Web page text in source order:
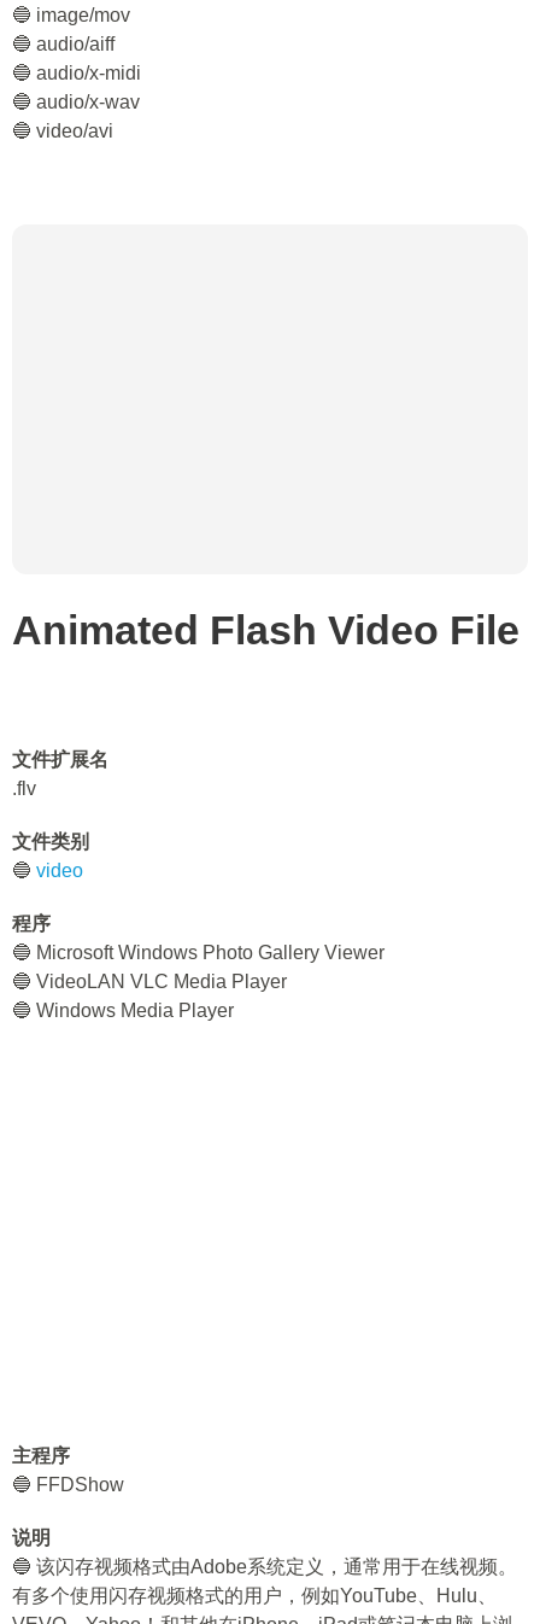
🔵 image/mov
🔵 audio/aiff
🔵 audio/x-midi
🔵 audio/x-wav
🔵 video/avi
Animated Flash Video File
文件扩展名
.flv
文件类别
🔵 video
程序
🔵 Microsoft Windows Photo Gallery Viewer
🔵 VideoLAN VLC Media Player
🔵 Windows Media Player
主程序
🔵 FFDShow
说明
🔵 该闪存视频格式由Adobe系统定义，通常用于在线视频。
有多个使用闪存视频格式的用户，例如YouTube、Hulu、